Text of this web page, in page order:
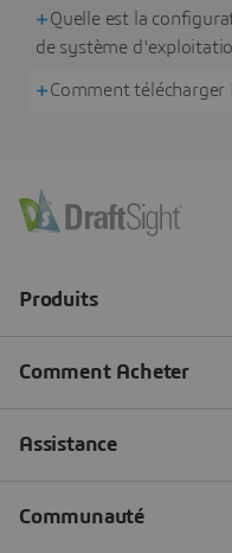
Quelle est la
de système
Comment